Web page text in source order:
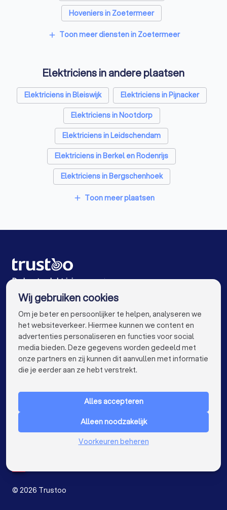
Hoveniers in Zoetermeer
Gevelspecialisten in Zoetermeer
Isolatiebedrijven in Zoetermeer
Ongediertebestrijders in Zoetermeer
Architecten in Zoetermeer
Zonwering specialisten in Zoetermeer
Badkamer installateurs in Zoetermeer
Traprenovatie bedrijven in Zoetermeer
Schoorsteenvegers in Zoetermeer
Meubelmakers in Zoetermeer
Klusjesmannen in Zoetermeer
add Toon meer diensten in Zoetermeer
Elektriciens in andere plaatsen
Elektriciens in Bleiswijk
Elektriciens in Pijnacker
Elektriciens in Nootdorp
Elektriciens in Leidschendam
Elektriciens in Berkel en Rodenrijs
Elektriciens in Bergschenhoek
Elektriciens in Voorschoten
Elektriciens in Amsterdam
Elektriciens in Rotterdam
Elektriciens in Utrecht
Elektriciens in Eindhoven
Elektriciens in Tilburg
Elektriciens in Groningen
Elektriciens in Almere
Elektriciens in Breda
Elektriciens in Haarlem
Elektriciens in Arnhem
Elektriciens in Amersfoort
Elektriciens in Apeldoorn
Elektriciens in Den Bosch
add Toon meer plaatsen
De beste elektriciens voor jou
VOOR PARTICULIEREN keyboard_arrow_down
Nederland
© 2026 Trustoo
Wij gebruiken cookies
Om je beter en persoonlijker te helpen, analyseren we
het websiteverkeer. Hiermee kunnen we content en
advertenties personaliseren en functies voor social
media bieden. Deze gegevens worden gedeeld met
onze partners en zij kunnen dit aanvullen met informatie
die je eerder aan ze hebt verstrekt.
Alles accepteren
Alleen noodzakelijk
Voorkeuren beheren